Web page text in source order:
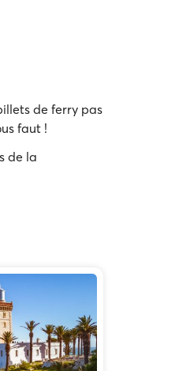
de ferry pas
faut !
de la